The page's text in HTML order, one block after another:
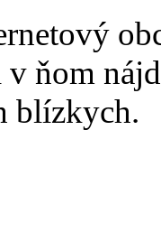
v ňom
blízkych.